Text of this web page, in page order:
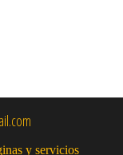
y servicios